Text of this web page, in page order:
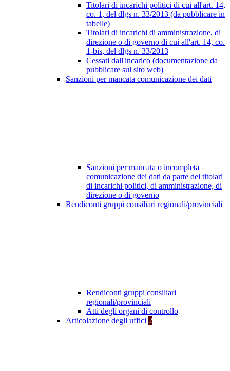
Titolari di incarichi politici di cui all'art. 14,
co. 1, del dlgs n. 33/2013 (da pubblicare in
tabelle)
Titolari di incarichi di amministrazione, di
direzione o di governo di cui all'art. 14, co.
1-bis, del dlgs n. 33/2013
Cessati dall'incarico (documentazione da
pubblicare sul sito web)
Sanzioni per mancata comunicazione dei dati
Sanzioni per mancata o incompleta
comunicazione dei dati da parte dei titolari
di incarichi politici, di amministrazione, di
direzione o di governo
Rendiconti gruppi consiliari regionali/provinciali
Rendiconti gruppi consiliari
regionali/provinciali
Atti degli organi di controllo
Articolazione degli uffici 2